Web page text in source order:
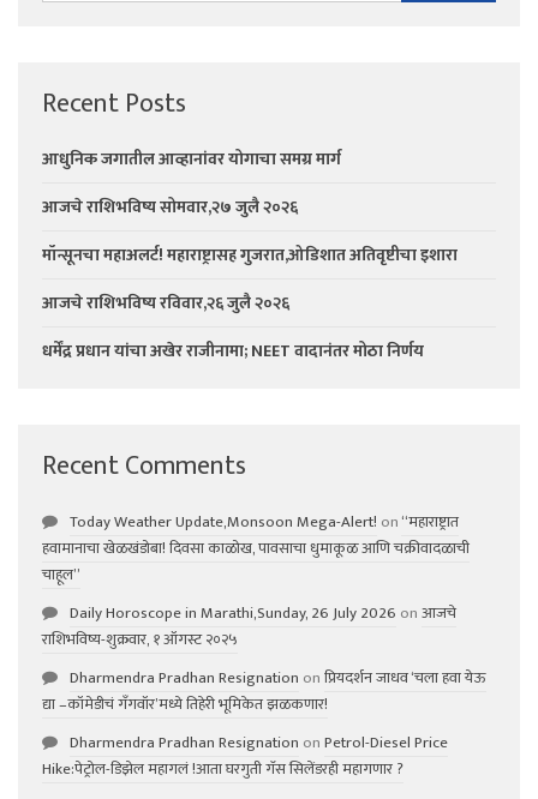
Recent Posts
आधुनिक जगातील आव्हानांवर योगाचा समग्र मार्ग
आजचे राशिभविष्य सोमवार,२७ जुलै २०२६
मॉन्सूनचा महाअलर्ट! महाराष्ट्रासह गुजरात,ओडिशात अतिवृष्टीचा इशारा
आजचे राशिभविष्य रविवार,२६ जुलै २०२६
धर्मेंद्र प्रधान यांचा अखेर राजीनामा; NEET वादानंतर मोठा निर्णय
Recent Comments
Today Weather Update,Monsoon Mega-Alert! on“महाराष्ट्रात
हवामानाचा खेळखंडोबा! दिवसा काळोख, पावसाचा धुमाकूळ आणि चक्रीवादळाची
चाहूल”
Daily Horoscope in Marathi,Sunday, 26 July 2026 onआजचे
राशिभविष्य-शुक्रवार, १ ऑगस्ट २०२५
Dharmendra Pradhan Resignation onप्रियदर्शन जाधव ‘चला हवा येऊ
द्या –कॉमेडीचं गॅंगवॉर’मध्ये तिहेरी भूमिकेत झळकणार!
Dharmendra Pradhan Resignation onPetrol-Diesel Price
Hike:पेट्रोल-डिझेल महागलं !आता घरगुती गॅस सिलेंडरही महागणार ?